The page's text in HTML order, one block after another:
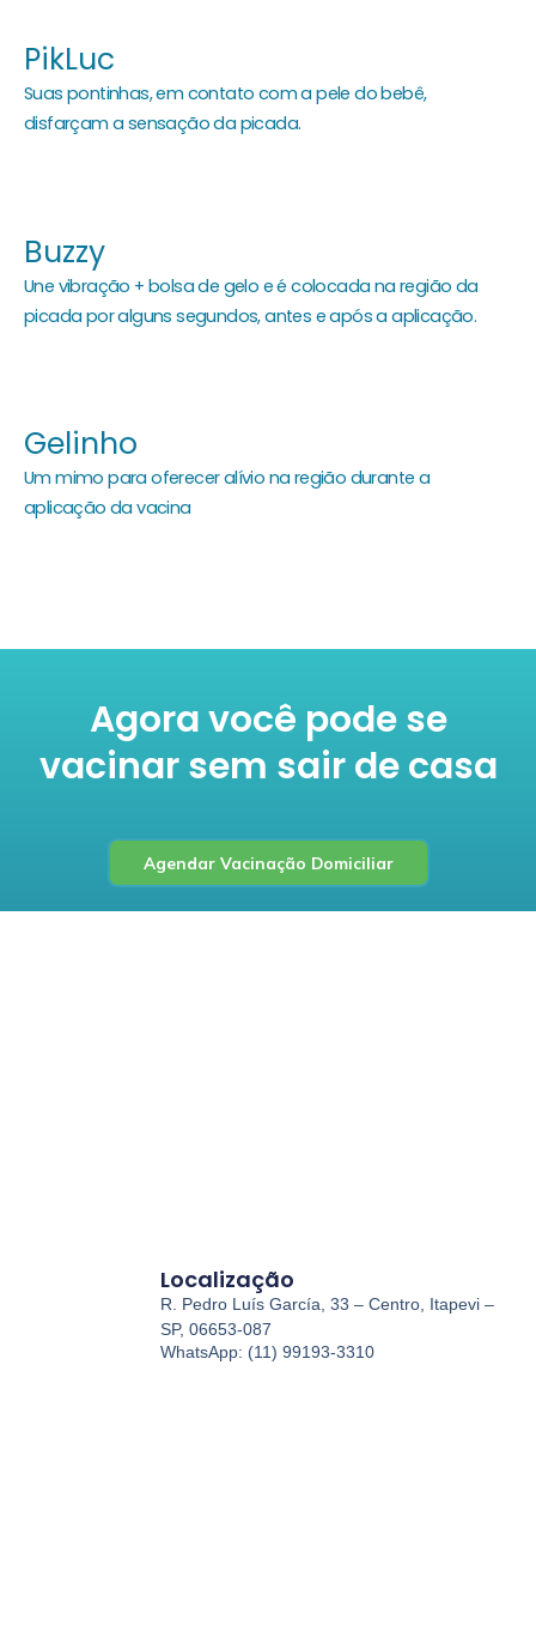
PikLuc
Suas pontinhas, em contato com a pele do bebê,
disfarçam a sensação da picada.
Buzzy
Une vibração + bolsa de gelo e é colocada na região da
picada por alguns segundos, antes e após a aplicação.
Gelinho
Um mimo para oferecer alívio na região durante a
aplicação da vacina
Agora você pode se
vacinar sem sair de casa
Agendar Vacinação Domiciliar
Localização
R. Pedro Luís García, 33 – Centro, Itapevi –
SP, 06653-087
WhatsApp: (11) 99193-3310